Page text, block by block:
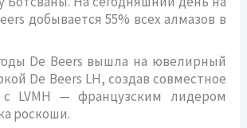
добывается 55% всех алмазов в
De Beers вышла на ювелирный
De Beers LH, создав совместное
с LVMH — французским лидером
роскоши.